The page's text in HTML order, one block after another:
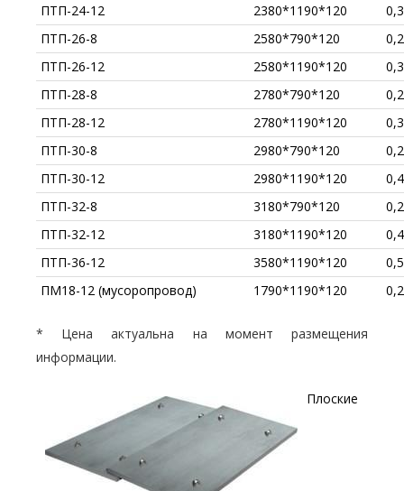
ПТП-24-12
2380*1190*120
ПТП-26-8
2580*790*120
ПТП-26-12
2580*1190*120
ПТП-28-8
2780*790*120
ПТП-28-12
2780*1190*120
ПТП-30-8
2980*790*120
ПТП-30-12
2980*1190*120
ПТП-32-8
3180*790*120
ПТП-32-12
3180*1190*120
ПТП-36-12
3580*1190*120
ПМ18-12 (мусоропровод)
1790*1190*120
* Цена актуальна на момент размещения
информации.
Плоские